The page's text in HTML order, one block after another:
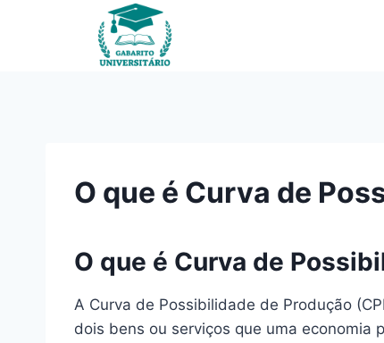
O que é Curva de
O que é Curva de
A Curva de Possibilidade de Produção
dois bens ou serviços que uma economia